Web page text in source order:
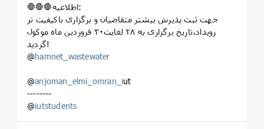
🛑🛑🛑اطلاعیه:
جهت ثبت پذیرش بیشتر متقاضیان و برگزاری باکیفیت تر
رویداد،تاریخ برگزاری به ۲۸ لغایت۳۰ فروردین ماه موکول
گردید!
@hamnet_wastewater
@anjoman_elmi_omran_iut
--------
@iutstudents